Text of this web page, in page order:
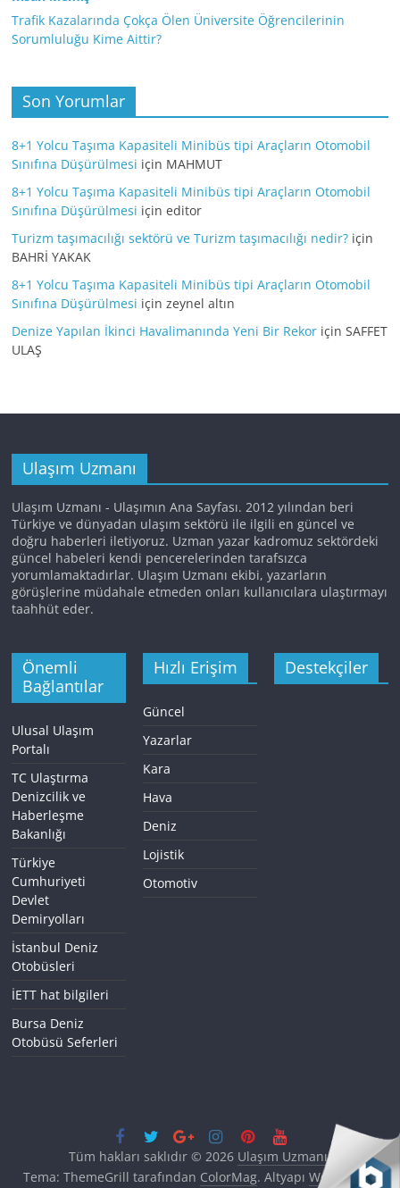
Trafik Kazalarında Çokça Ölen Üniversite Öğrencilerinin
Sorumluluğu Kime Aittir?
Son Yorumlar
8+1 Yolcu Taşıma Kapasiteli Minibüs tipi Araçların Otomobil
Sınıfına Düşürülmesi için MAHMUT
8+1 Yolcu Taşıma Kapasiteli Minibüs tipi Araçların Otomobil
Sınıfına Düşürülmesi içineditor
Turizm taşımacılığı sektörü ve Turizm taşımacılığı nedir? için
BAHRİ YAKAK
8+1 Yolcu Taşıma Kapasiteli Minibüs tipi Araçların Otomobil
Sınıfına Düşürülmesi içinzeynel altın
Denize Yapılan İkinci Havalimanında Yeni Bir Rekor içinSAFFET
ULAŞ
Ulaşım Uzmanı
Ulaşım Uzmanı - Ulaşımın Ana Sayfası. 2012 yılından beri
Türkiye ve dünyadan ulaşım sektörü ile ilgili en güncel ve
doğru haberleri iletiyoruz. Uzman yazar kadromuz sektördeki
güncel habeleri kendi pencerelerinden tarafsızca
yorumlamaktadırlar. Ulaşım Uzmanı ekibi, yazarların
görüşlerine müdahale etmeden onları kullanıcılara ulaştırmayı
taahhüt eder.
Önemli
Bağlantılar
Ulusal Ulaşım
Portalı
TC Ulaştırma
Denizcilik ve
Haberleşme
Bakanlığı
Türkiye
Cumhuriyeti
Devlet
Demiryolları
İstanbul Deniz
Otobüsleri
İETT hat bilgileri
Bursa Deniz
Otobüsü Seferleri
Hızlı Erişim
Güncel
Yazarlar
Kara
Hava
Deniz
Lojistik
Otomotiv
Destekçiler
Tüm hakları saklıdır © 2026 Ulaşım Uzmanı.
Tema: ThemeGrill tarafından ColorMag. Altyapı WordPress.